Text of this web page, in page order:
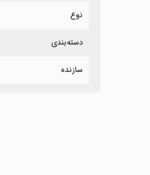
نوع
دسته‌بندی
سازنده